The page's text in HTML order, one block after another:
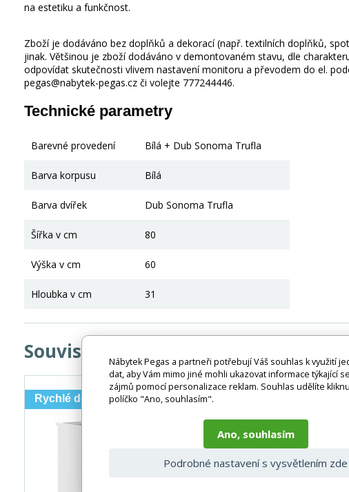
na estetiku a funkčnost.
Zboží je dodáváno bez doplňků a dekorací (např. textilních doplňků,
jinak. Většinou je zboží dodáváno v demontovaném stavu, dle
odpovídat skutečnosti vlivem nastavení monitoru a převodem do el.
pegas@nabytek-pegas.cz či volejte 777244446.
Technické parametry
Barevné provedení Bílá + Dub Sonoma Trufla
Barva korpusu Bílá
Barva dvířek Dub Sonoma Trufla
Šířka v cm 80
Výška v cm 60
Hloubka v cm 31
Související produkty
Rychlé dodání Rychlé dodání
Nábytek Pegas a partneři potřebují Váš souhlas k využití
dat, aby Vám mimo jiné mohli ukazovat informace týkající
zájmů pomocí personalizace reklam. Souhlas udělíte
políčko "Ano, souhlasím".
Ano, souhlasím
Podrobné nastavení s vysvětlením zde